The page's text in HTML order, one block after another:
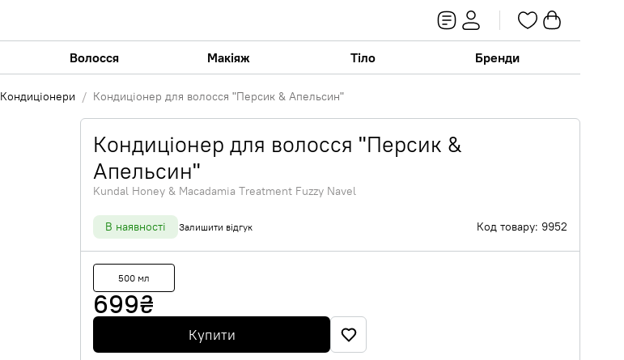
Волосся Макіяж Тіло Бренди
Кондиціонери Кондиціонер для волосся "Персик & Апельсин"
Кондиціонер для волосся "Персик &
Апельсин"
Kundal Honey & Macadamia Treatment Fuzzy Navel
В наявності Залишити відгук Код товару: 9952
500 мл
699₴
Купити